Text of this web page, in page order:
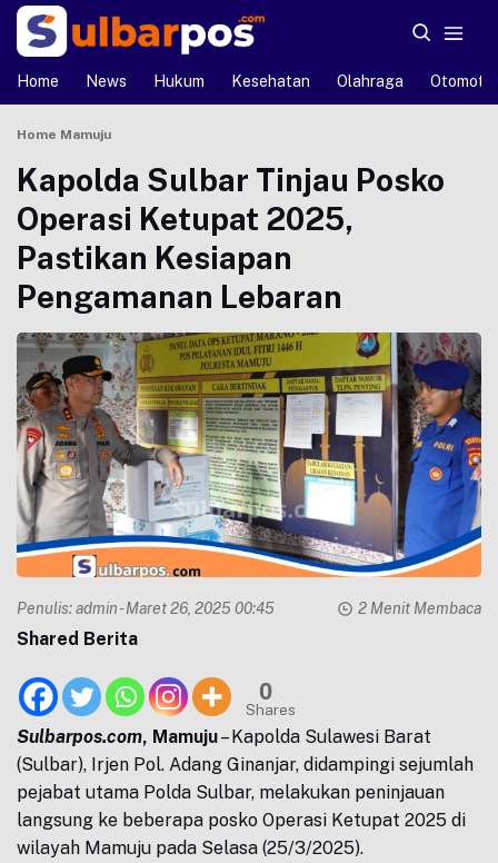
Home News Hukum Kesehatan Olahraga Otomotif
Home Mamuju
Kapolda Sulbar Tinjau Posko
Operasi Ketupat 2025,
Pastikan Kesiapan
Pengamanan Lebaran
Penulis:admin- Maret 26, 2025 00:45 2 Menit Membaca
Shared Berita
0
Shares
Sulbarpos.com, Mamuju– Kapolda Sulawesi Barat
(Sulbar), Irjen Pol. Adang Ginanjar, didampingi sejumlah
pejabat utama Polda Sulbar, melakukan peninjauan
langsung ke beberapa posko Operasi Ketupat 2025 di
wilayah Mamuju pada Selasa (25/3/2025).